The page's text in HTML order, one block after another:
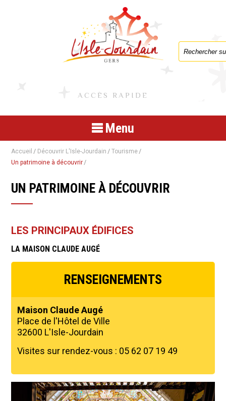
ACCÈS RAPIDE
Menu
Accueil Découvrir L'Isle-Jourdain
Tourisme
Un patrimoine à découvrir
UN PATRIMOINE À DÉCOUVRIR
LES PRINCIPAUX ÉDIFICES
LA MAISON CLAUDE AUGÉ
RENSEIGNEMENTS
Maison Claude Augé
Place de l'Hôtel de Ville
32600 L'Isle-Jourdain
Visites sur rendez-vous : 05 62 07 19 49